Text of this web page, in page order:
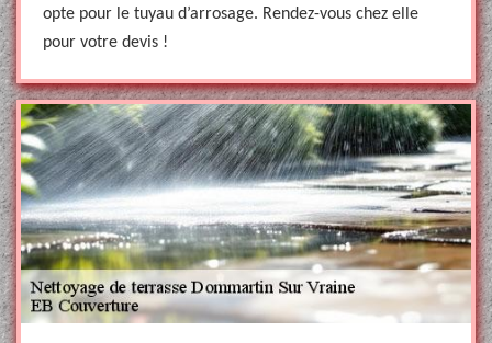
opte pour le tuyau d’arrosage. Rendez-vous chez elle
pour votre devis !